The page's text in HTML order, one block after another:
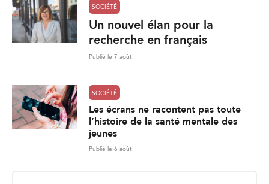
SOCIÉTÉ
Un nouvel élan pour la
recherche en français
Publié le 7 août
SOCIÉTÉ
Les écrans ne racontent pas toute
l’histoire de la santé mentale des
jeunes
Publié le 6 août